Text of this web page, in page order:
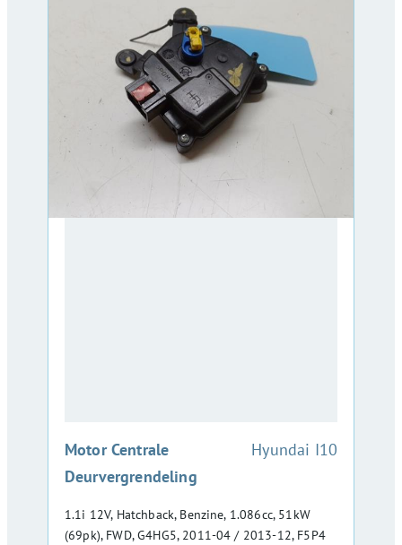
Motor Centrale
Deurvergrendeling
:Hyundai I10
1.1i 12V, Hatchback, Benzine, 1.086cc, 51kW
(69pk), FWD, G4HG5, 2011-04 / 2013-12, F5P4